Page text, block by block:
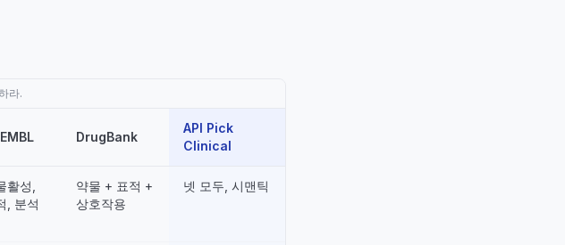
라.
DrugBank
API Pick
Clinical
활성,
, 분석
약물 + 표적 +
상호작용
넷 모두, 시맨틱